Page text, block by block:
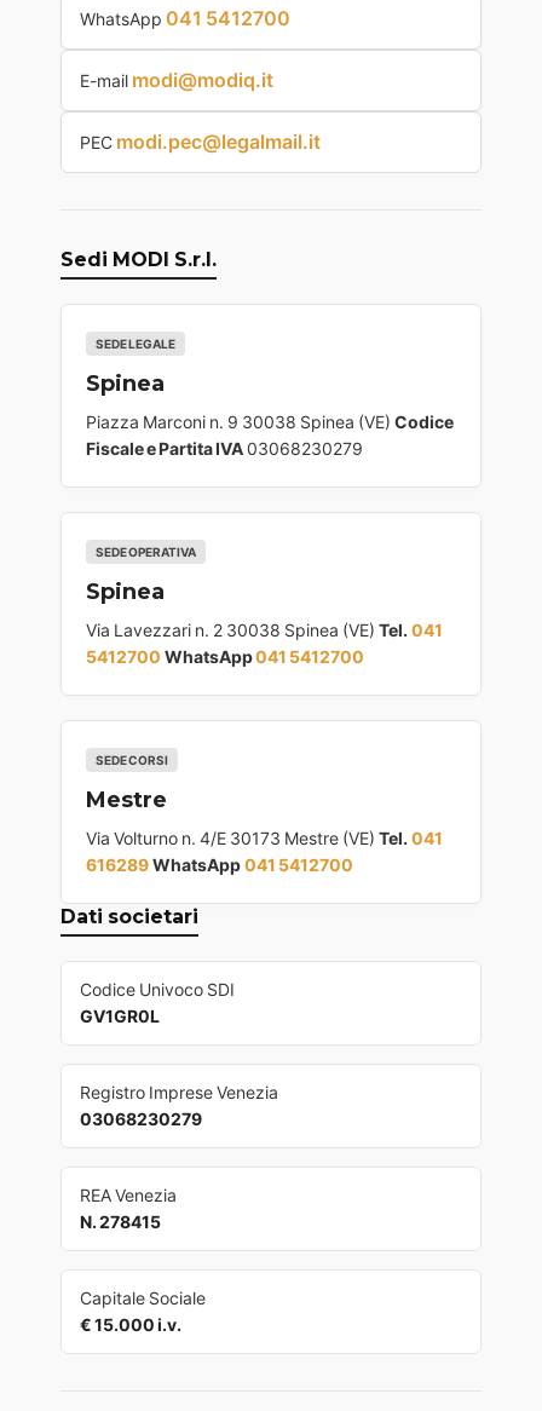
WhatsApp 041 5412700
E-mail modi@modiq.it
PEC modi.pec@legalmail.it
Sedi MODI S.r.l.
SEDE LEGALE
Spinea
Piazza Marconi n. 9 30038 Spinea (VE) Codice
Fiscale e Partita IVA03068230279
SEDE OPERATIVA
Spinea
Via Lavezzari n. 2 30038 Spinea (VE) Tel. 041
5412700 WhatsApp041 5412700
SEDE CORSI
Mestre
Via Volturno n. 4/E 30173 Mestre (VE) Tel. 041
616289WhatsApp041 5412700
Dati societari
Codice Univoco SDI
GV1GR0L
Registro Imprese Venezia
03068230279
REA Venezia
N. 278415
Capitale Sociale
€ 15.000 i.v.